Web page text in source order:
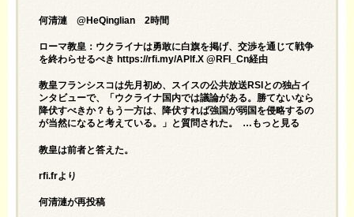
何清漣 @HeQinglian 2時間
ローマ教皇：ウクライナは勇敢に白旗を掲げ、交渉を通じて戦争
を終わらせるべき https://rfi.my/APlf.X @RFI_Cn経由
教皇フランシスコは先月初め、スイスの公共放送RSIとの独占イ
ンタビューで、「ウクライナ国内では議論がある。勝てないなら
降伏すべきか？もう一方は、降伏すれば強国が弱国を侵略するの
が当然になると考えている。」と質問された。 …もっと見る
教皇は前者と答えた。
rfi.frより
何清漣が再投稿